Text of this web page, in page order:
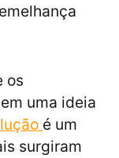
os
uma ideia
é um
surgiram